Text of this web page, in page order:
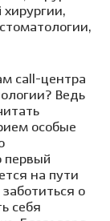
call-центра
Ведь
особые
первый
на пути
о
себя